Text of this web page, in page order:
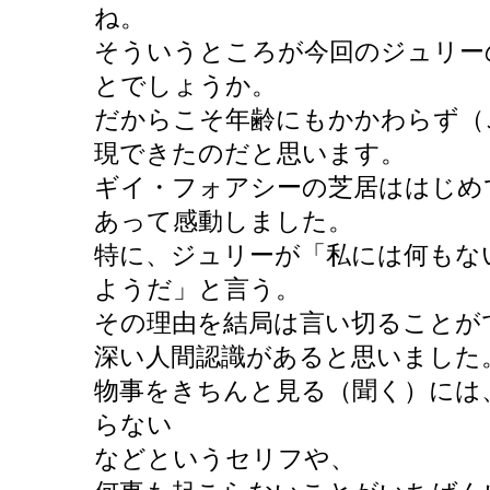
ね。
そういうところが今回のジュリ
とでしょうか。
だからこそ年齢にもかかわらず
現できたのだと思います。
ギイ・フォアシーの芝居ははじ
あって感動しました。
特に、ジュリーが「私には何も
ようだ」と言う。
その理由を結局は言い切ること
深い人間認識があると思いました
物事をきちんと見る（聞く）に
らない
などというセリフや、